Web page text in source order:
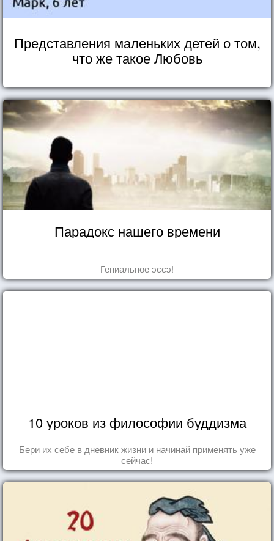
Представления маленьких детей о том,
что же такое Любовь
Парадокс нашего времени
Гениальное эссэ!
10 уроков из философии буддизма
Бери их себе в дневник жизни и начинай применять уже
сейчас!